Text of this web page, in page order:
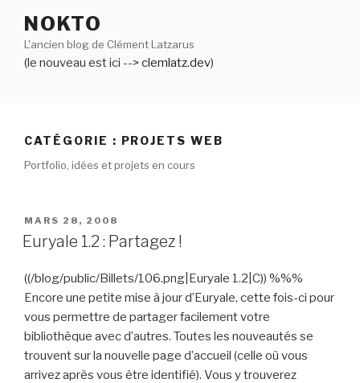
contenu
principal
NOKTO
L'ancien blog de Clément Latzarus
(le nouveau est ici -->clemlatz.dev)
CATÉGORIE : PROJETS WEB
Portfolio, idées et projets en cours
PUBLIÉ
LE
MARS 28, 2008
Euryale 1.2 : Partagez !
((/blog/public/Billets/106.png|Euryale 1.2|C)) %%%
Encore une petite mise à jour d’Euryale, cette fois-ci pour
vous permettre de partager facilement votre
bibliothèque avec d’autres. Toutes les nouveautés se
trouvent sur la nouvelle page d’accueil (celle où vous
arrivez après vous être identifié). Vous y trouverez